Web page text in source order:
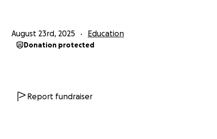
August 23rd, 2025 Education
Donation protected
Report fundraiser